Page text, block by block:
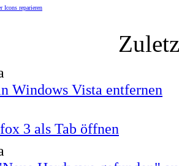
Icons reparieren
Windows Vista entfernen
3 als Tab öffnen